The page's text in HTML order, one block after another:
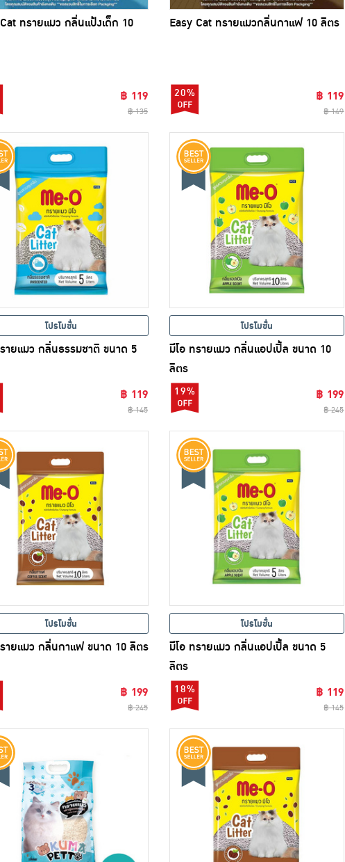
ทรายแมว กลิ่นแป้งเด็ก 10
฿ 119
฿ 135
Easy Cat ทรายแมวกลิ่นกาแฟ 10 ลิตร
20% ฿ 119
฿ 149
โปรโมชั่น
ายแมว กลิ่นธรรมชาติ ขนาด 5
฿ 119
฿ 145
โปรโมชั่น
มีโอ ทรายแมว กลิ่นแอปเปิ้ล ขนาด 10
ลิตร
19% ฿ 199
฿ 245
โปรโมชั่น
ายแมว กลิ่นกาแฟ ขนาด 10 ลิตร
฿ 199
฿ 245
โปรโมชั่น
มีโอ ทรายแมว กลิ่นแอปเปิ้ล ขนาด 5
ลิตร
18% ฿ 119
฿ 145